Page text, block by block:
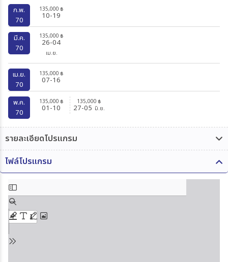
ก.พ.
70
135,000 ฿
10-19
มี.ค.
70
135,000 ฿
26-04
เม.ย.
เม.ย.
70
135,000 ฿
07-16
พ.ค.
70
135,000 ฿
01-10
135,000 ฿
27-05 มิ.ย.
รายละเอียดโปรแกรม
ไฟล์โปรแกรม